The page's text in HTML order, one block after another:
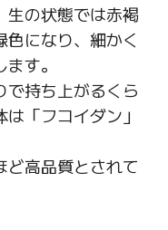
生の状態では赤褐
になり、細かく
す。
持ち上がるくら
「フコイダン」
高品質とされて